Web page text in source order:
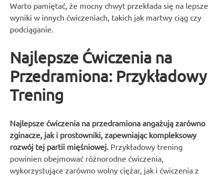
Warto pamiętać, że mocny chwyt przekłada się na lepsze
wyniki w innych ćwiczeniach, takich jak martwy ciąg czy
podciąganie.
Najlepsze Ćwiczenia na
Przedramiona: Przykładowy
Trening
Najlepsze ćwiczenia na przedramiona angażują zarówno
zginacze, jak i prostowniki, zapewniając kompleksowy
rozwój tej partii mięśniowej. Przykładowy trening
powinien obejmować różnorodne ćwiczenia,
wykorzystujące zarówno wolny ciężar, jak i ćwiczenia z